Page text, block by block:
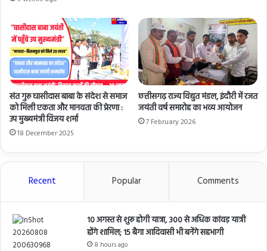
संत गुरू घासीदास बाबा के संदेश से समाज
को मिली एकता और मानवता की प्रेरणा :
उप मुख्यमंत्री विजय शर्मा
18 December 2025
छत्तीसगढ़ राज्य विद्युत मंडल, इंदौरी में रजत
जयंती वर्ष समारोह का भव्य आयोजन
7 February 2026
Recent Popular Comments
10 अगस्त से शुरू होगी यात्रा, 300 से अधिक कांवड़ यात्री
होंगे शामिल; 15 बैगा आदिवासी भी बनेंगे सहभागी
8 hours ago